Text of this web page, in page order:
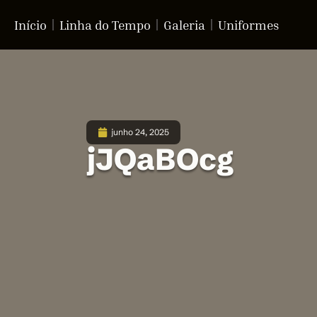
Início Linha do Tempo Galeria Uniformes
junho 24, 2025
jJQaBOcg